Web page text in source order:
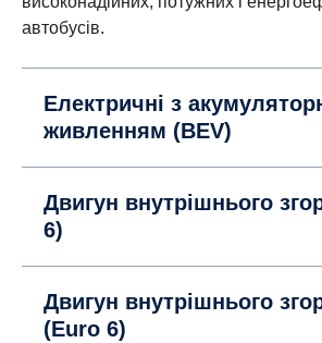
автобусів.
Електричні з
живленням (BEV)
Двигун внутрішнього
6)
Двигун внутрішнього
(Euro 6)